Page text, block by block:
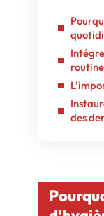
routine
des